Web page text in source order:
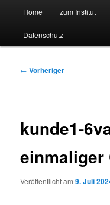
Technologie
Zum
primären
Zum
sekundären
Home zum Institut
Datenschutz
Beitragsnavigation
← Vorheriger
kunde1-
einmaliger
Veröffentlicht am9. Juli